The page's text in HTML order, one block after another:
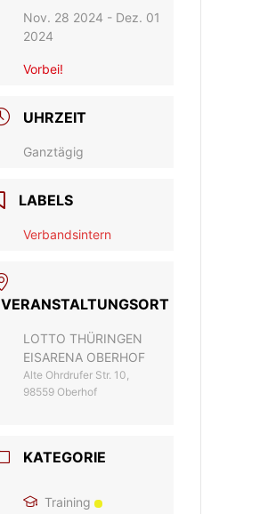
Nov. 28 2024 - Dez. 01
2024
Vorbei!
UHRZEIT
Ganztägig
LABELS
Verbandsintern
VERANSTALTUNGSORT
LOTTO THÜRINGEN
EISARENA OBERHOF
Alte Ohrdrufer Str. 10,
98559 Oberhof
KATEGORIE
Training